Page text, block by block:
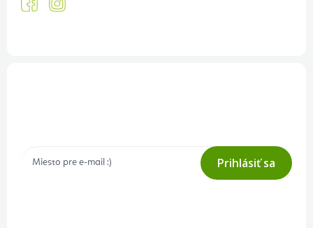
Prihlásiť sa